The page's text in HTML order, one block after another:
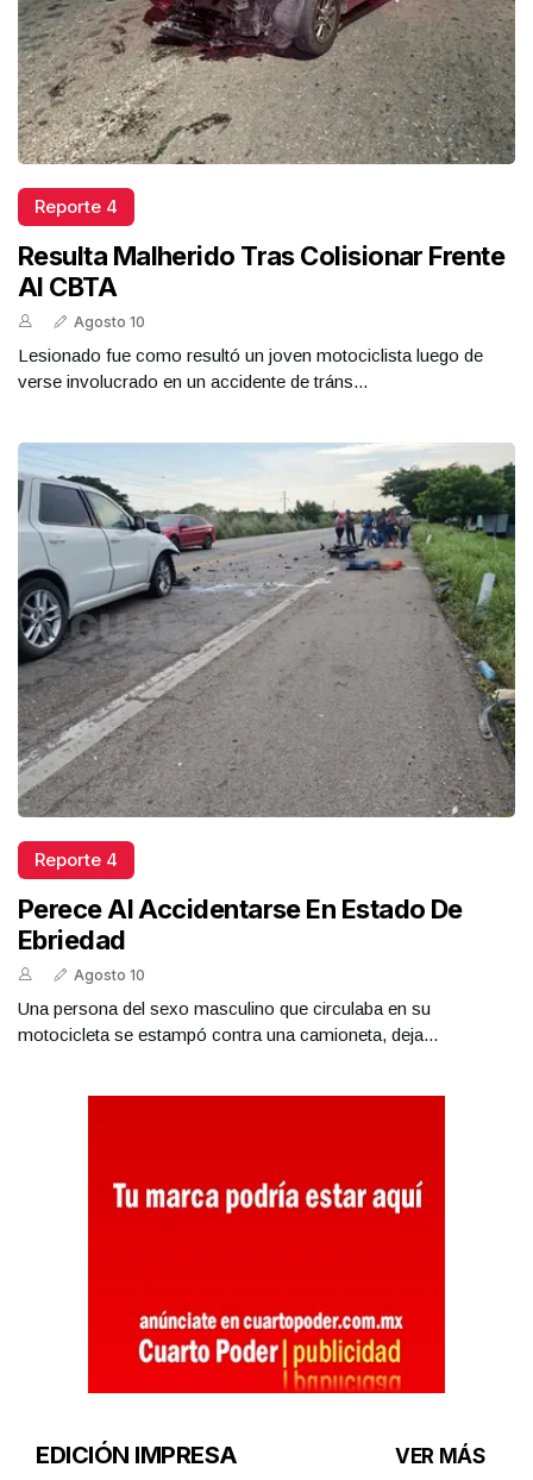
Reporte 4
Resulta Malherido Tras Colisionar Frente
Al CBTA
Agosto 10
Lesionado fue como resultó un joven motociclista luego de
verse involucrado en un accidente de tráns...
Reporte 4
Perece Al Accidentarse En Estado De
Ebriedad
Agosto 10
Una persona del sexo masculino que circulaba en su
motocicleta se estampó contra una camioneta, deja...
EDICIÓN IMPRESA VER MÁS